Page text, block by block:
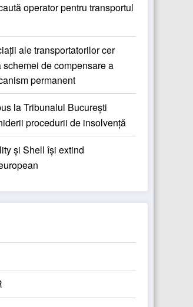
operator pentru transportul
ale transportatorilor cer
schemei de compensare a
permanent
la Tribunalul București
procedurii de insolvență
și Shell își extind